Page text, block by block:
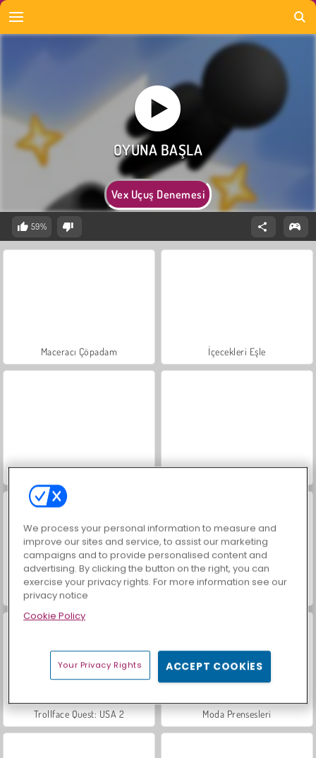
Vex Uçuş Denemesi
59%
Maceracı Çöpadam İçecekleri Eşle
Mücevher Bahçesi Hikayesi Büyük Mahjong Eşleme
Masha and the Bear: Meadows
Trollface Quest: USA 2 Moda Prensesleri
We process your personal information to measure and
improve our sites and service, to assist our marketing
campaigns and to provide personalised content and
advertising. By clicking the button on the right, you can
exercise your privacy rights. For more information see our
privacy notice
Cookie Policy
Your Privacy Rights ACCEPT COOKIES